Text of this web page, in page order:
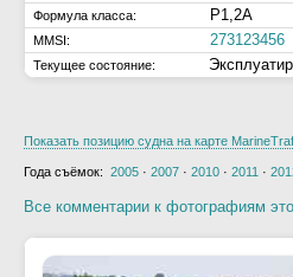
Формула класса: Р1,2А
MMSI: 273123456
Текущее состояние:
Показать позицию судна на карте
Года съёмок: 2005 · 2007 · 2010 · 2011 ·
Все комментарии к фотографиям